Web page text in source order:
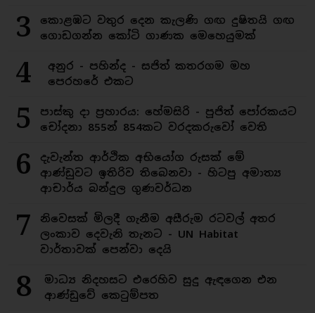
3
කොළඹට වතුර දෙන කැලණි ගඟ දුෂිතයි ගඟ
ගොඩගන්න කෝටි ගාණක මෙහෙයුමක්
4
අනුර - පහින්ද - සජිත් කතරගම මහ
පෙරහරේ එකට
5
පාස්කු දා ප්‍රහාරය: හේමසිරි - පූජිත් පෝරකයට
චෝදනා 855න් 854කට වරදකරුවෝ වෙති
6
දැවැන්ත ආර්ථික අභියෝග රුසක් මේ
ආණ්ඩුවට ඉතිරිව තිබෙනවා - හිටපු අමාත්‍ය
ආචාර්ය බන්දුල ගුණවර්ධන
7
නිවෙසක් මිලදී ගැනීම අසීරුම රටවල් අතර
ලංකාව දෙවැනි තැනට - UN Habitat
වාර්තාවක් පෙන්වා දෙයි
8
මාධ්‍ය නිදහසට එරෙහිව සුදු ඇඳගෙන එන
ආණ්ඩුවේ කෙටුම්පත